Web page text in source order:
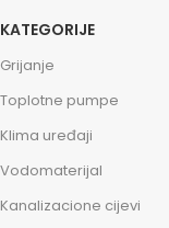
KATEGORIJE
Grijanje
Toplotne pumpe
Klima uređaji
Vodomaterijal
Kanalizacione cijevi